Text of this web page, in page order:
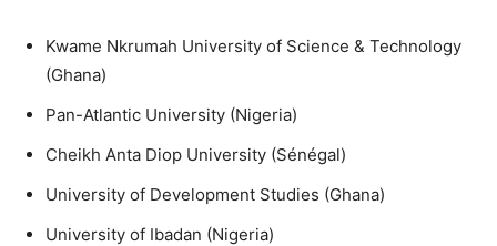
Kwame Nkrumah University of Science & Technology
(Ghana)
Pan-Atlantic University (Nigeria)
Cheikh Anta Diop University (Sénégal)
University of Development Studies (Ghana)
University of Ibadan (Nigeria)